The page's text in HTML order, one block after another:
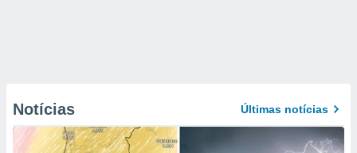
Notícias Últimas notícias